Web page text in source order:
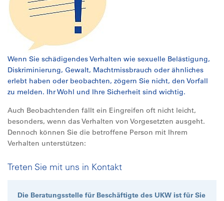
Wenn Sie schädigendes Verhalten wie sexuelle Belästigung,
Diskriminierung, Gewalt, Machtmissbrauch oder ähnliches
erlebt haben oder beobachten, zögern Sie nicht, den Vorfall
zu melden. Ihr Wohl und Ihre Sicherheit sind wichtig.
Auch Beobachtenden fällt ein Eingreifen oft nicht leicht,
besonders, wenn das Verhalten von Vorgesetzten ausgeht.
Dennoch können Sie die betroffene Person mit Ihrem
Verhalten unterstützen:
Treten Sie mit uns in Kontakt
Die Beratungsstelle für Beschäftigte des UKW ist für Sie